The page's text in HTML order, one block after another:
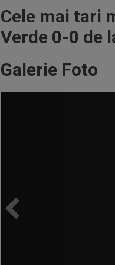
Cele mai tari
Verde 0-0 de
Galerie Foto